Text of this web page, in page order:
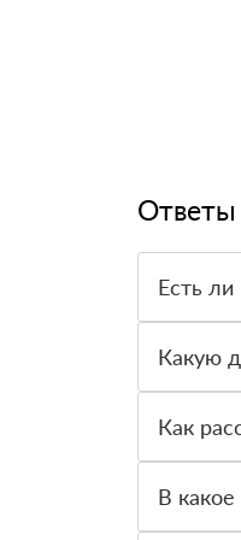
Ответы
Есть
вправе
Какую
Как
В